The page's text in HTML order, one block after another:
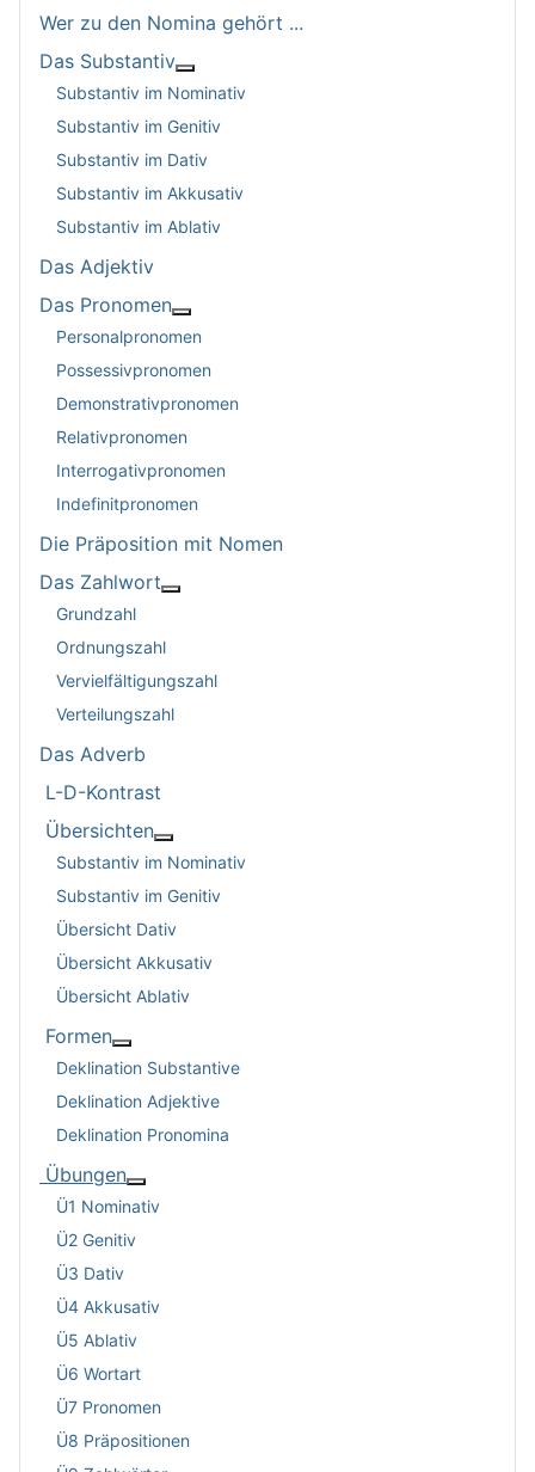
Wer zu den Nomina gehört ...
Das Substantiv
Weitere Informationen: Das Substantiv
Substantiv im Nominativ
Substantiv im Genitiv
Substantiv im Dativ
Substantiv im Akkusativ
Substantiv im Ablativ
Das Adjektiv
Das Pronomen
Personalpronomen
Possessivpronomen
Demonstrativpronomen
Relativpronomen
Interrogativpronomen
Indefinitpronomen
Die Präposition mit Nomen
Das Zahlwort
Grundzahl
Ordnungszahl
Vervielfältigungszahl
Verteilungszahl
Das Adverb
L-D-Kontrast
Übersichten
Substantiv im Nominativ
Substantiv im Genitiv
Übersicht Dativ
Übersicht Akkusativ
Übersicht Ablativ
Formen
Deklination Substantive
Deklination Adjektive
Deklination Pronomina
Übungen
Ü1 Nominativ
Ü2 Genitiv
Ü3 Dativ
Ü4 Akkusativ
Ü5 Ablativ
Ü6 Wortart
Ü7 Pronomen
Ü8 Präpositionen